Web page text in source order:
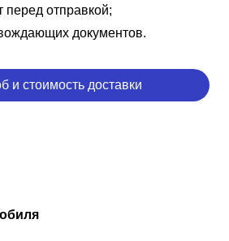
перед отправкой;
документов.
и стоимость доставки